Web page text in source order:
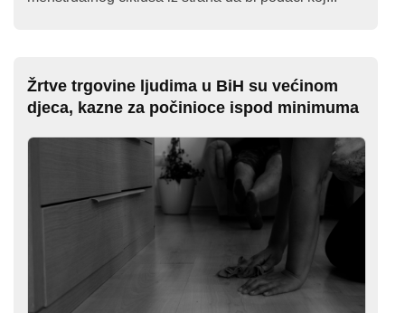
Žrtve trgovine ljudima u BiH su većinom
djeca, kazne za počinioce ispod minimuma